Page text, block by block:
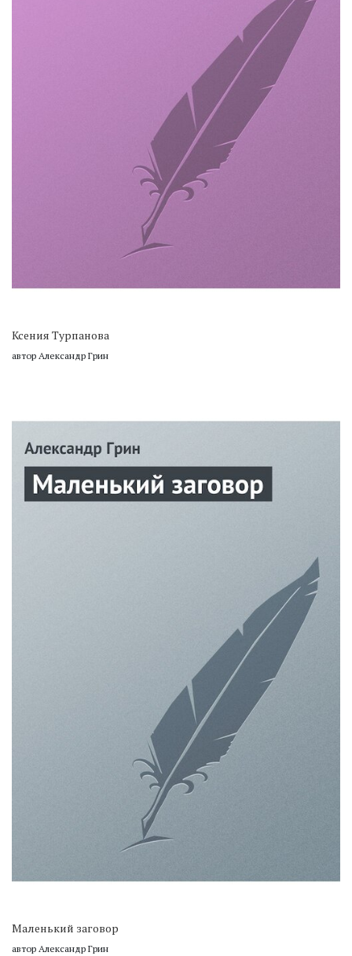
Ксения Турпанова
автор Александр Грин
Маленький заговор
автор Александр Грин